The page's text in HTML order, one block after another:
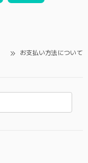
お支払い方法について